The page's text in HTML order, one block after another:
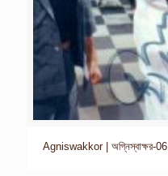
Agniswakkor | অগ্নিস্বাক্ষর-06